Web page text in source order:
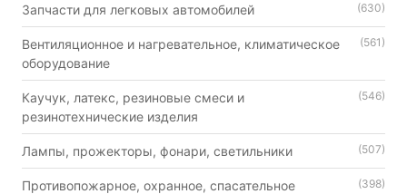
Запчасти для легковых автомобилей (630)
Вентиляционное и нагревательное, климатическое
оборудование
(561)
Каучук, латекс, резиновые смеси и
резинотехнические изделия
(546)
Лампы, прожекторы, фонари, светильники (507)
Противопожарное, охранное, спасательное
(398)